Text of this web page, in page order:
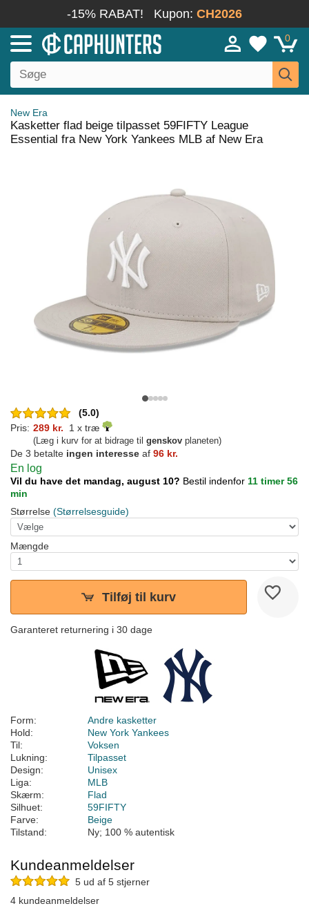
-15% RABAT! Kupon: CH2026
0
New Era
Kasketter flad beige tilpasset 59FIFTY League
Essential fra New York Yankees MLB af New Era
(5.0)
Pris: 289 kr. 1 x træ
(Læg i kurv for at bidrage til genskov planeten)
De 3 betalte ingen interesse af 96 kr.
En log
Vil du have det mandag, august 10? Bestil indenfor 11 timer 56
min
Størrelse (Størrelsesguide)
Mængde
Tilføj til kurv
Garanteret returnering i 30 dage
Form:
Andre kasketter
Hold:
New York Yankees
Til:
Voksen
Lukning:
Tilpasset
Design:
Unisex
Liga:
MLB
Skærm:
Flad
Silhuet:
59FIFTY
Farve:
Beige
Tilstand:
Ny; 100 % autentisk
Kundeanmeldelser
5 ud af 5 stjerner
4 kundeanmeldelser